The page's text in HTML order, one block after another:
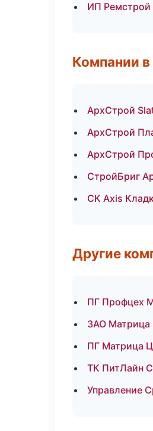
ИП Ремстрой
Компании
АрхСтрой
АрхСтрой
АрхСтрой
СтройБриг
СК Axis
Другие
ПГ Профцех
ЗАО Матрица
ПГ Матрица
ТК ПитЛайн
Управление